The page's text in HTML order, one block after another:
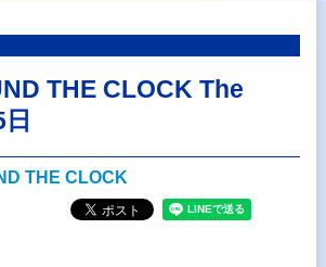
THE CLOCK The
THE CLOCK